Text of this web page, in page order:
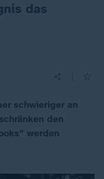
das
schwieriger an
den
werden